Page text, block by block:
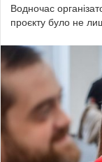
Водночас
проєкту було не